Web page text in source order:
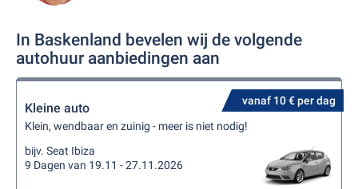
In Baskenland bevelen wij de volgende
autohuur aanbiedingen aan
vanaf 10 € per dag
Kleine auto
Klein, wendbaar en zuinig - meer is niet nodig!
bijv. Seat Ibiza
9 Dagen van 19.11 - 27.11.2026